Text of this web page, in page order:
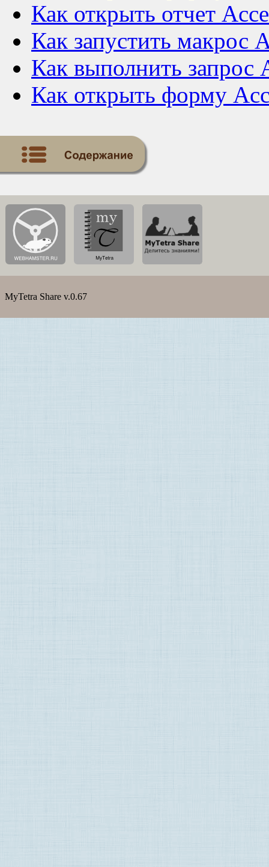
Как открыть отчет
Как запустить макрос
Как выполнить запрос
Как открыть форму
MyTetra Share v.0.67